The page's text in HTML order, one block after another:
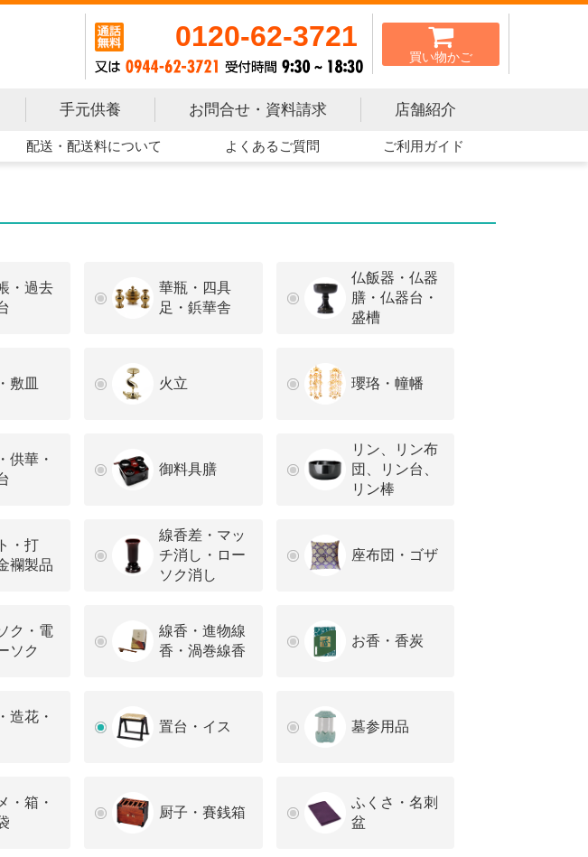
0120-62-3721
買い物かご
手元供養 お問合せ・資料請求 店舗紹介
配送・配送料について よくあるご質問 ご利用ガイド
・過去
華瓶・四具
足・鋲華舎
仏飯器・仏器
膳・仏器台・
盛槽
敷皿 火立 瓔珞・幢幡
供華・
御料具膳
リン、リン布
団、リン台、
リン棒
・打
襴製品
線香差・マッ
チ消し・ロー
ソク消し
座布団・ゴザ
ク・電
ソク
線香・進物線
香・渦巻線香
お香・香炭
造花・
置台・イス 墓参用品
・箱・
厨子・賽銭箱
ふくさ・名刺
盆